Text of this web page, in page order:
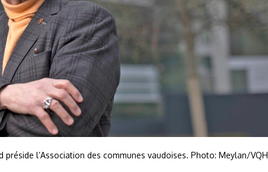
préside l’Association des communes vaudoises. Photo: Meylan/VQH